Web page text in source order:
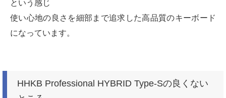
という感じ
使い心地の良さを細部まで追求した高品質のキーボード
になっています。
HHKB Professional HYBRID Type-Sの良くない